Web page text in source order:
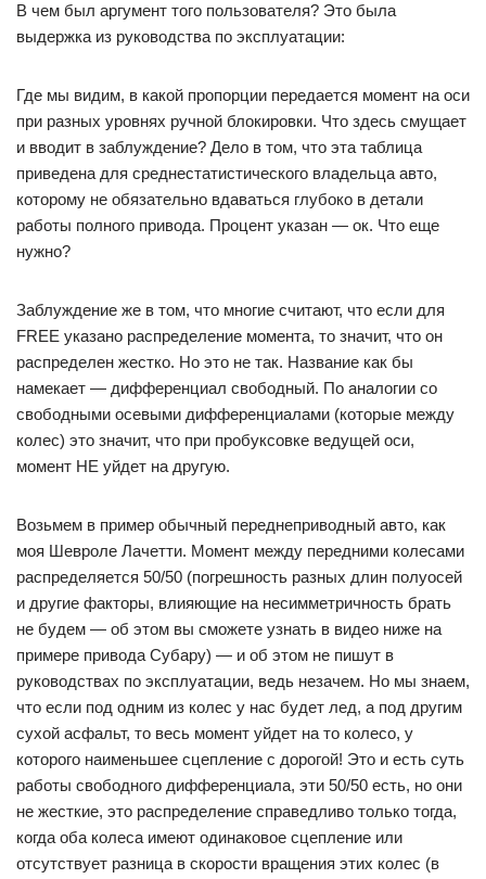
В чем был аргумент того пользователя? Это была
выдержка из руководства по эксплуатации:
Где мы видим, в какой пропорции передается момент на оси
при разных уровнях ручной блокировки. Что здесь смущает
и вводит в заблуждение? Дело в том, что эта таблица
приведена для среднестатистического владельца авто,
которому не обязательно вдаваться глубоко в детали
работы полного привода. Процент указан — ок. Что еще
нужно?
Заблуждение же в том, что многие считают, что если для
FREE указано распределение момента, то значит, что он
распределен жестко. Но это не так. Название как бы
намекает — дифференциал свободный. По аналогии со
свободными осевыми дифференциалами (которые между
колес) это значит, что при пробуксовке ведущей оси,
момент НЕ уйдет на другую.
Возьмем в пример обычный переднеприводный авто, как
моя Шевроле Лачетти. Момент между передними колесами
распределяется 50/50 (погрешность разных длин полуосей
и другие факторы, влияющие на несимметричность брать
не будем — об этом вы сможете узнать в видео ниже на
примере привода Субару) — и об этом не пишут в
руководствах по эксплуатации, ведь незачем. Но мы знаем,
что если под одним из колес у нас будет лед, а под другим
сухой асфальт, то весь момент уйдет на то колесо, у
которого наименьшее сцепление с дорогой! Это и есть суть
работы свободного дифференциала, эти 50/50 есть, но они
не жесткие, это распределение справедливо только тогда,
когда оба колеса имеют одинаковое сцепление или
отсутствует разница в скорости вращения этих колес (в